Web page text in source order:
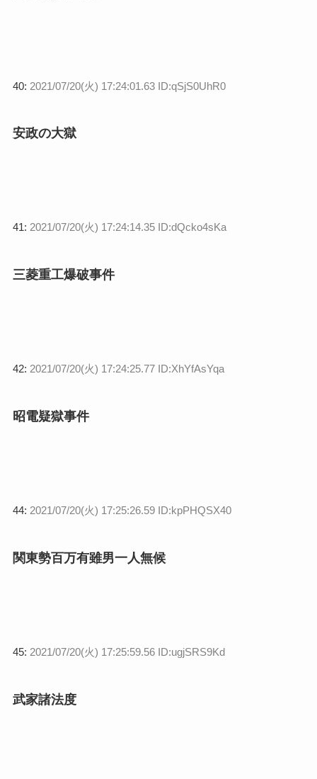
40: 2021/07/20(火) 17:24:01.63 ID:qSjS0UhR0
安政の大獄
41: 2021/07/20(火) 17:24:14.35 ID:dQcko4sKa
三菱重工爆破事件
42: 2021/07/20(火) 17:24:25.77 ID:XhYfAsYqa
昭電疑獄事件
44: 2021/07/20(火) 17:25:26.59 ID:kpPHQSX40
関東勢百万有雖男一人無候
45: 2021/07/20(火) 17:25:59.56 ID:ugjSRS9Kd
武家諸法度